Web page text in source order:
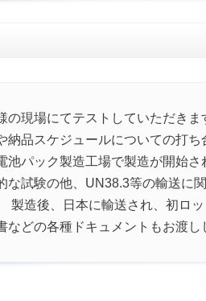
の現場にてテストしていただきま
品スケジュールについての打ち
池パック製造工場で製造が開始さ
な試験の他、UN38.3等の輸送に
製造後、日本に輸送され、初ロッ
どの各種ドキュメントもお渡し